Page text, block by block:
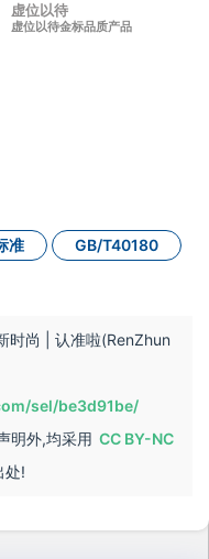
虚位以待
虚位以待金标品质产品
准 GB/T40180
时尚 | 认准啦(RenZhun
sel/be3d91be/
明外,均采用 CC BY-NC
处!